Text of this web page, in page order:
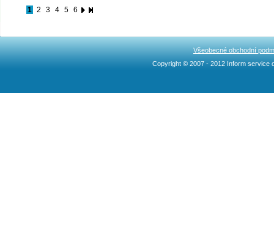
1 2 3 4 5 6
Všeobecné obchodní
Copyright © 2007 - 2012 Inform service